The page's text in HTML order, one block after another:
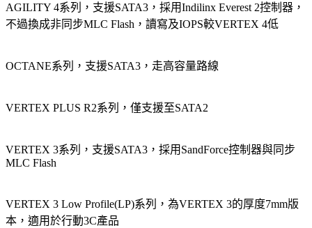
AGILITY 4系列，支援SATA3，採用Indilinx Everest 2控制器，
不過換成非同步MLC Flash，讀寫及IOPS較VERTEX 4低
OCTANE系列，支援SATA3，走高容量路線
VERTEX PLUS R2系列，僅支援至SATA2
VERTEX 3系列，支援SATA3，採用SandForce控制器與同步
MLC Flash
VERTEX 3 Low Profile(LP)系列，為VERTEX 3的厚度7mm版
本，適用於行動3C產品